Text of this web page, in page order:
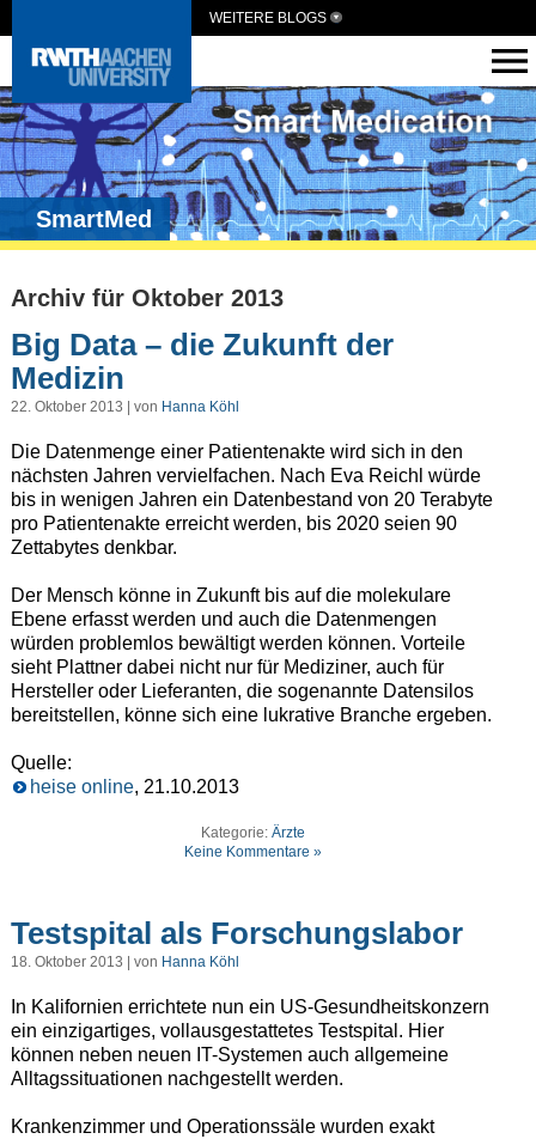
WEITERE BLOGS
SmartMed
Archiv für Oktober 2013
Big Data – die Zukunft der
Medizin
22. Oktober 2013 | von Hanna Köhl
Die Datenmenge einer Patientenakte wird sich in den
nächsten Jahren vervielfachen. Nach Eva Reichl würde
bis in wenigen Jahren ein Datenbestand von 20 Terabyte
pro Patientenakte erreicht werden, bis 2020 seien 90
Zettabytes denkbar.
Der Mensch könne in Zukunft bis auf die molekulare
Ebene erfasst werden und auch die Datenmengen
würden problemlos bewältigt werden können. Vorteile
sieht Plattner dabei nicht nur für Mediziner, auch für
Hersteller oder Lieferanten, die sogenannte Datensilos
bereitstellen, könne sich eine lukrative Branche ergeben.
Quelle:
heise online, 21.10.2013
Kategorie:Ärzte
Keine Kommentare »
Testspital als Forschungslabor
18. Oktober 2013 | von Hanna Köhl
In Kalifornien errichtete nun ein US-Gesundheitskonzern
ein einzigartiges, vollausgestattetes Testspital. Hier
können neben neuen IT-Systemen auch allgemeine
Alltagssituationen nachgestellt werden.
Krankenzimmer und Operationssäle wurden exakt